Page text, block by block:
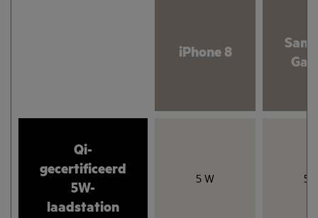
iPhone 8
Qi-
gecertificeerd
5W-
laadstation
5 W 5